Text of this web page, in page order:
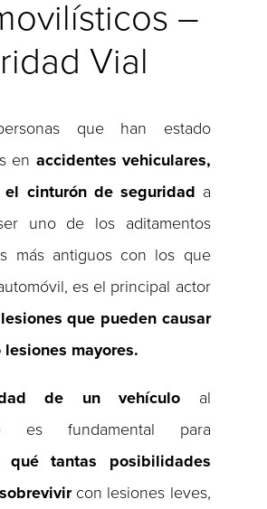
–
Vial
que han estado
en accidentes vehiculares,
el cinturón de seguridad a
uno de los aditamentos
más antiguos con los que
es el principal actor
que pueden causar
lesiones mayores.
de un vehículo al
es fundamental para
qué tantas posibilidades
con lesiones leves,